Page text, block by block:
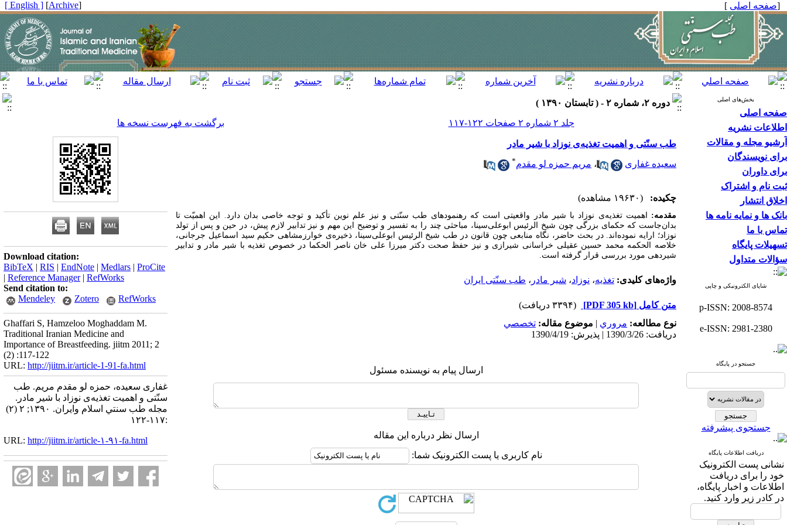
[صفحه اصلی ]
[
Archive
]
[ English ]
بخش‌های اصلی
صفحه اصلی
اطلاعات نشریه
آرشیو مجله و مقالات
برای نویسندگان
برای داوران
ثبت نام و اشتراک
اخلاق انتشار
بانک ها و نمایه نامه ها
تماس با ما
تسهیلات پایگاه
سؤالات متداول
شاپای الکترونیکی و چاپی
p-ISSN: 2008-8574
e-ISSN: 2981-2380
جستجو در پایگاه
جستجوی پیشرفته
دریافت اطلاعات پایگاه
نشانی پست الکترونیک
خود را برای دریافت
اطلاعات و اخبار پایگاه،
در کادر زیر وارد کنید.
دوره ۲، شماره ۲ - ( تابستان ۱۳۹۰ )
جلد ۲ شماره ۲ صفحات ۱۲۲-۱۱۷
برگشت به فهرست نسخه ها
طب سنّتی و اهمیت تغذیه‌ی نوزاد با شیر مادر
سعیده غفاری ، مریم حمزه لو مقدم*
چکیده: (۱۹۶۳۰ مشاهده)
مقدمه:
اهمیت تغذیه‌ی نوزاد با شیر مادر واقعیتی است که رهنمودهای طب سنّتی و نیز علم نوین تأکید و توجه خاصی بدان دارد. این اهمیّت تا
بدان‌جاست که حکمای بزرگی چون شیخ الرئیس ابوعلی‌سینا، مباحثی چند را به تفسیر و توضیح این مهم و نیز تدابیر لازم پیش، در حین و پس از تولد
نوزاد؛ ارایه نموده‌اند. در بحث حاضر، نگاه منابعی چون قانون در طب شیخ الرئیس ابوعلی‌سینا، ذخیره‌ی خوارزمشاهی حکیم سید اسماعیل جرجانی،
خلاصه الحکمه محمد حسین عقیلی خراسانی شیرازی و نیز حفظ صحت دکتر میرزا علی خان ناصر الحکما در خصوص تغذیه با شیر مادر و تدابیر
شیردهی مورد بررسی قرار گرفته است.
واژه‌های کلیدی: تغذیه، نوزاد، شیر مادر ، طب سنّتی ایران
متن کامل [PDF 305 kb]
(۳۳۹۴ دریافت)
نوع مطالعه: مروري | موضوع مقاله: تخصصي
دریافت: 1390/3/26 | پذیرش: 1390/4/19
ارسال پیام به نویسنده مسئول
ارسال نظر درباره این مقاله
نام کاربری یا پست الکترونیک شما:
Download citation:
BibTeX | RIS | EndNote | Medlars | ProCite
| Reference Manager| RefWorks
Send citation to:
Mendeley
Zotero RefWorks
Ghaffari S, Hamzeloo Moghaddam M.
Traditional Iranian Medicine and
Importance of Breastfeeding. jiitm 2011; 2
(2) :117-122
URL: http://jiitm.ir/article-1-91-fa.html
غفاری سعیده، حمزه لو مقدم مریم. طب
سنّتی و اهمیت تغذیه‌ی نوزاد با شیر مادر.
مجله طب سنتي اسلام وايران. ۱۳۹۰; ۲ (۲)
:۱۱۷-۱۲۲
URL: http://jiitm.ir/article-۱-۹۱-fa.html